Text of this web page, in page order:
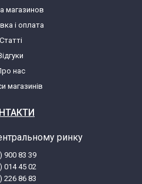
магазинов
і оплата
Статті
нас
магазинів
ринку
900 83 39
014 45 02
226 86 83